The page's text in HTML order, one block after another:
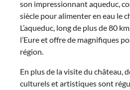
son impressionnant aqueduc,
siècle pour alimenter en eau le
L’aqueduc, long de plus de 80
l’Eure et offre de magnifiques
région.
En plus de la visite du château,
culturels et artistiques sont